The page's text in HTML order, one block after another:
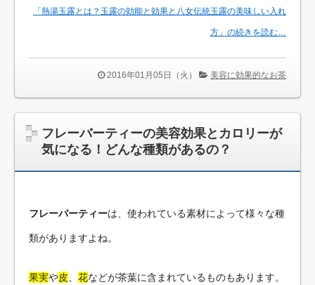
「熱湯玉露とは？玉露の効能と効果と八女伝統玉露の美味しい入れ
方」の続きを読む…
2016年01月05日（火） 美容に効果的なお茶
フレーバーティーの美容効果とカロリーが
気になる！どんな種類があるの？
フレーバーティーは、使われている素材によって様々な種
類がありますよね。
果実や皮 花などが茶葉に含まれているものもあります。